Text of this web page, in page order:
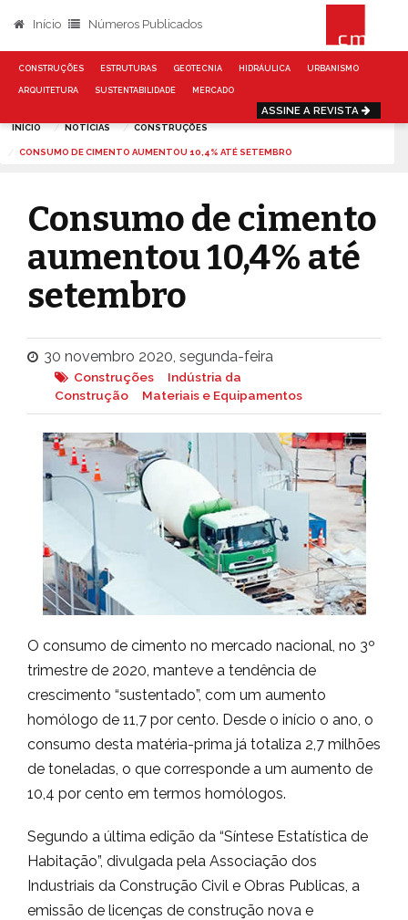
Início Números Publicados
CONSTRUÇÕES ESTRUTURAS GEOTECNIA HIDRÁULICA URBANISMO
ARQUITETURA SUSTENTABILIDADE MERCADO
ASSINE A REVISTA
INÍCIO NOTÍCIAS CONSTRUÇÕES
CONSUMO DE CIMENTO AUMENTOU 10,4% ATÉ SETEMBRO
Consumo de cimento
aumentou 10,4% até
setembro
30 novembro 2020, segunda-feira
Construções
Indústria da
Construção
Materiais e Equipamentos
O consumo de cimento no mercado nacional, no 3º
trimestre de 2020, manteve a tendência de
crescimento “sustentado”, com um aumento
homólogo de 11,7 por cento. Desde o início o ano, o
consumo desta matéria-prima já totaliza 2,7 milhões
de toneladas, o que corresponde a um aumento de
10,4 por cento em termos homólogos.
Segundo a última edição da “Síntese Estatística de
Habitação”, divulgada pela Associação dos
Industriais da Construção Civil e Obras Publicas, a
emissão de licenças de construção nova e